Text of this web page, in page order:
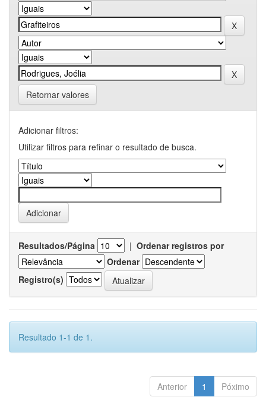
Retornar valores
Adicionar filtros:
Utilizar filtros para refinar o resultado de busca.
Resultados/Página | Ordenar registros por
Ordenar
Registro(s)
Resultado 1-1 de 1.
Anterior 1 Póximo